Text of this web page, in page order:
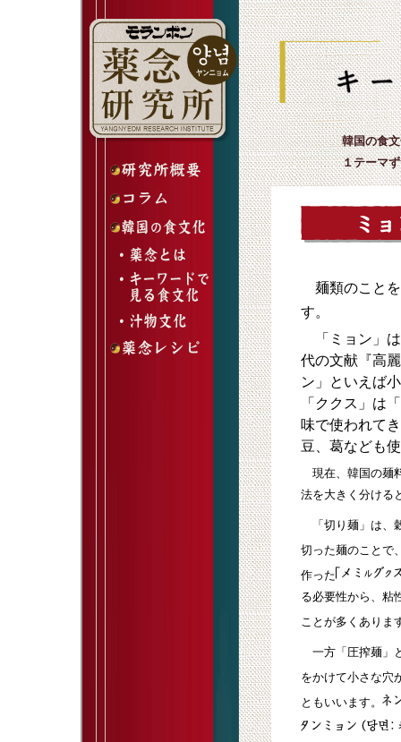
韓国の食
１テーマ
麺類のこと
す。
「ミョン」は
代の文献『高
ン」といえば
「ククス」は
味で使われて
豆、葛なども
現在、韓国の麺
法を大きく分ける
「切り麺」は、
切った麺のことで
作った
る必要性から、粘
ことが多くありま
一方「圧搾麺」
をかけて小さな穴
ともいいます。